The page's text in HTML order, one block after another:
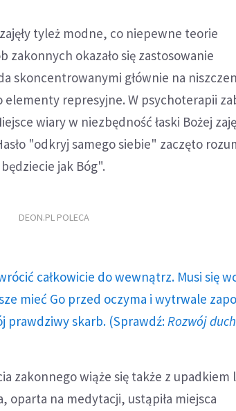
tyleż modne, co niepewne teorie
zakonnych okazało się zastosowanie
skoncentrowanymi głównie na
represyjne. W psychoterapii
wiary w niezbędność łaski Bożej
"odkryj samego siebie" zaczęto
jak Bóg".
DEON.PL POLECA
całkowicie do wewnątrz. Musi się
mieć Go przed oczyma i wytrwale
prawdziwy skarb. (Sprawdź: Rozwój
zakonnego wiąże się także z upadkiem
oparta na medytacji, ustąpiła miejsca